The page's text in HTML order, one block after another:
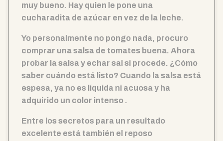
muy bueno. Hay quien le pone una
cucharadita de azúcar en vez de la leche.
Yo personalmente no pongo nada, procuro
comprar una salsa de tomates buena. Ahora
probar la salsa y echar sal si procede. ¿Cómo
saber cuándo está listo? Cuando la salsa está
espesa, ya no es líquida ni acuosa y ha
adquirido un color intenso .
Entre los secretos para un resultado
excelente está también el reposo